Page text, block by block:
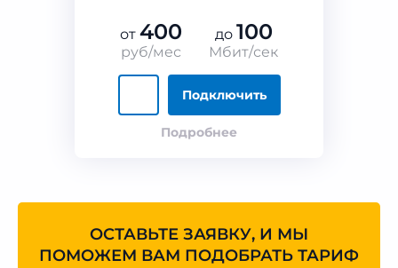
от 400
руб/мес
до 100
Мбит/сек
Подключить
Подробнее
ОСТАВЬТЕ ЗАЯВКУ, И МЫ
ПОМОЖЕМ ВАМ ПОДОБРАТЬ ТАРИФ